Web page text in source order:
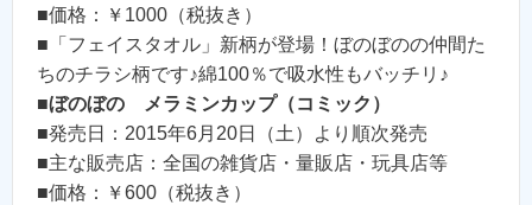
■価格：￥1000（税抜き）
■「フェイスタオル」新柄が登場！ぼのぼのの仲間た
ちのチラシ柄です♪綿100％で吸水性もバッチリ♪
■ぼのぼの メラミンカップ（コミック）
■発売日：2015年6月20日（土）より順次発売
■主な販売店：全国の雑貨店・量販店・玩具店等
■価格：￥600（税抜き）